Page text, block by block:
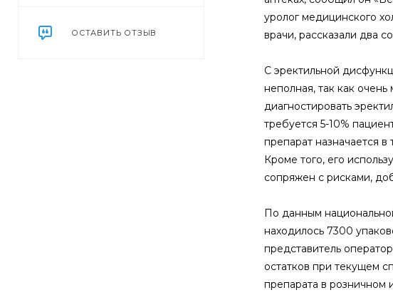
ОСТАВИТЬ ОТЗЫВ
уролог медицинского
врачи, рассказали два
С эректильной
неполная, так как
диагностировать
требуется 5-10%
препарат назначается
Кроме того, его
сопряжен с рисками,
По данным
находилось 7300
представитель
остатков при текущем
препарата в розничном